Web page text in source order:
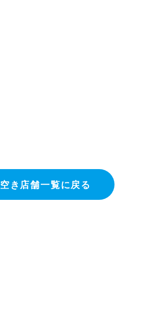
空き店舗一覧に戻る